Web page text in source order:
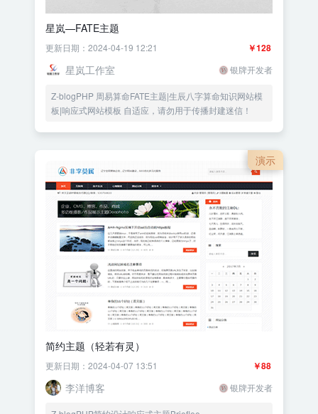
星岚—FATE主题
￥128
更新日期：2024-04-19 12:21
星岚工作室 银牌开发者
Z-blogPHP 周易算命FATE主题|生辰八字算命知识网站模
板|响应式网站模板 自适应，请勿用于传播封建迷信！
演示
简约主题（轻若有灵）
￥88
更新日期：2024-04-07 13:51
李洋博客 银牌开发者